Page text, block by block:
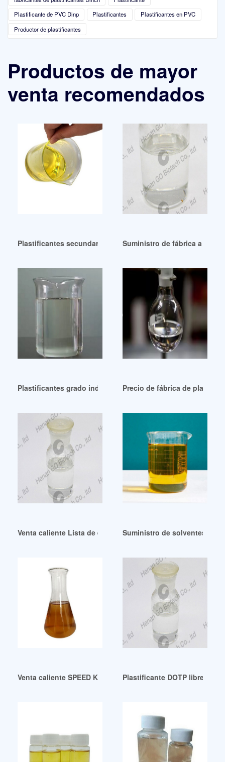
Plastificante de PVC Dinp
Plastificantes
Plastificantes en PVC
Productor de plastificantes
Productos de mayor
venta recomendados
Plastificantes secundarios ecológicos ecológicos
Suministro de fábrica a
Plastificantes grado industrial en Pisos PVC Venezuela
Precio de fábrica de
Venta caliente Lista de empresas DINP globales
Suministro de solventes
Venta caliente SPEED KING DOP Resultados de subasta
Plastificante DOTP libre de